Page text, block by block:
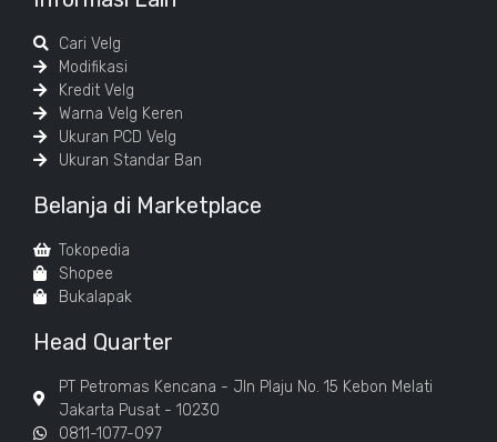
Cari Velg
Modifikasi
Kredit Velg
Warna Velg Keren
Ukuran PCD Velg
Ukuran Standar Ban
Belanja di Marketplace
Tokopedia
Shopee
Bukalapak
Head Quarter
PT Petromas Kencana - Jln Plaju No. 15 Kebon Melati
Jakarta Pusat - 10230
0811-1077-097